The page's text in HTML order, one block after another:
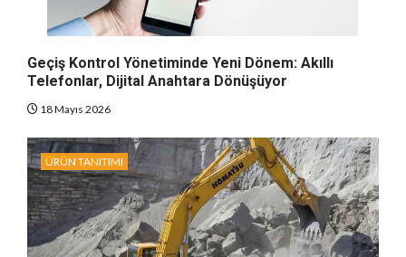
Geçiş Kontrol Yönetiminde Yeni Dönem: Akıllı
Telefonlar, Dijital Anahtara Dönüşüyor
18 Mayıs 2026
ÜRÜN TANITIMI